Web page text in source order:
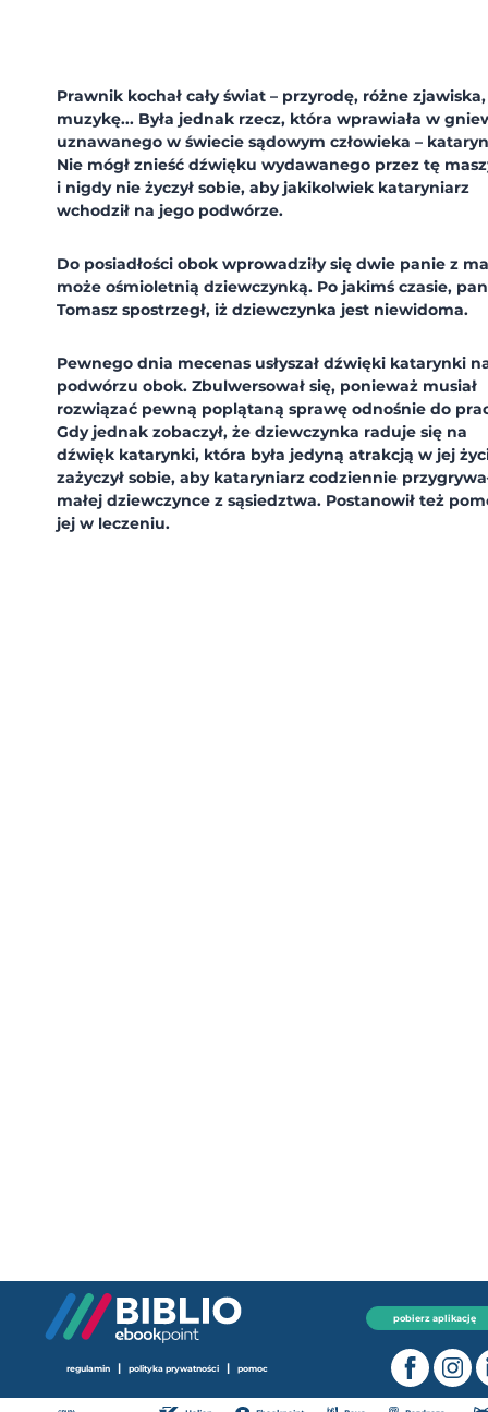
Prawnik kochał cały świat – przyrodę, różne zjawiska,
muzykę... Była jednak rzecz, która wprawiała w
uznawanego w świecie sądowym człowieka –
Nie mógł znieść dźwięku wydawanego przez tę
i nigdy nie życzył sobie, aby jakikolwiek kataryniarz
wchodził na jego podwórze.
Do posiadłości obok wprowadziły się dwie panie z
może ośmioletnią dziewczynką. Po jakimś czasie, pan
Tomasz spostrzegł, iż dziewczynka jest niewidoma.
Pewnego dnia mecenas usłyszał dźwięki katarynki
podwórzu obok. Zbulwersował się, ponieważ musiał
rozwiązać pewną poplątaną sprawę odnośnie do
Gdy jednak zobaczył, że dziewczynka raduje się na
dźwięk katarynki, która była jedyną atrakcją w jej
zażyczył sobie, aby kataryniarz codziennie
małej dziewczynce z sąsiedztwa. Postanowił też
jej w leczeniu.
pobierz aplikację
regulamin | polityka prywatności | pomoc